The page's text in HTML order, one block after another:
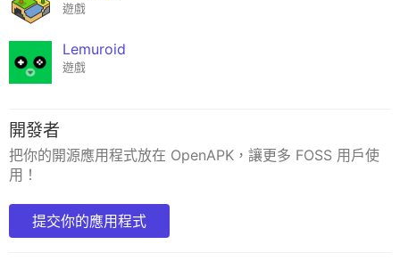
遊戲
Lemuroid
遊戲
開發者
把你的開源應用程式放在 OpenAPK，讓更多 FOSS 用戶使
用！
提交你的應用程式